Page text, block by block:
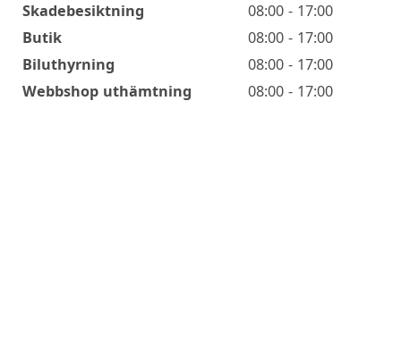
Skadebesiktning
08:00 - 17:00
Butik
08:00 - 17:00
Biluthyrning
08:00 - 17:00
Webbshop uthämtning
08:00 - 17:00